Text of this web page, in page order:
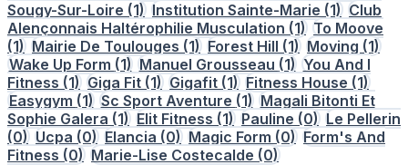
Sougy-Sur-Loire (1) Institution Sainte-Marie (1) Club
Alençonnais Haltérophilie Musculation (1) To Moove
(1) Mairie De Toulouges (1) Forest Hill (1) Moving (1)
Wake Up Form (1) Manuel Grousseau (1) You And I
Fitness (1) Giga Fit (1) Gigafit (1) Fitness House (1)
Easygym (1) Sc Sport Aventure (1) Magali Bitonti Et
Sophie Galera (1) Elit Fitness (1) Pauline (0) Le Pellerin
(0) Ucpa (0) Elancia (0) Magic Form (0) Form's And
Fitness (0) Marie-Lise Costecalde (0)